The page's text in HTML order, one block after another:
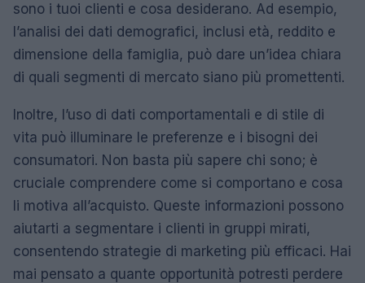
sono i tuoi clienti e cosa desiderano. Ad esempio,
l’analisi dei dati demografici, inclusi età, reddito e
dimensione della famiglia, può dare un’idea chiara
di quali segmenti di mercato siano più promettenti.
Inoltre, l’uso di dati comportamentali e di stile di
vita può illuminare le preferenze e i bisogni dei
consumatori. Non basta più sapere chi sono; è
cruciale comprendere come si comportano e cosa
li motiva all’acquisto. Queste informazioni possono
aiutarti a segmentare i clienti in gruppi mirati,
consentendo strategie di marketing più efficaci. Hai
mai pensato a quante opportunità potresti perdere